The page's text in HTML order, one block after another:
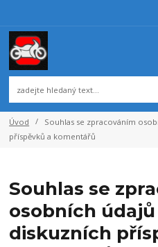
Úvod
Souhlas se zpracováním
příspěvků a komentářů
Souhlas se
osobních
diskuzních